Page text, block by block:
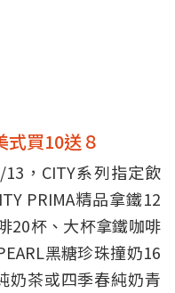
式買10送８
，CITY系列指定飲
PRIMA精品拿鐵12
20杯、大杯拿鐵咖啡
黑糖珍珠撞奶16
奶茶或四季春純奶青